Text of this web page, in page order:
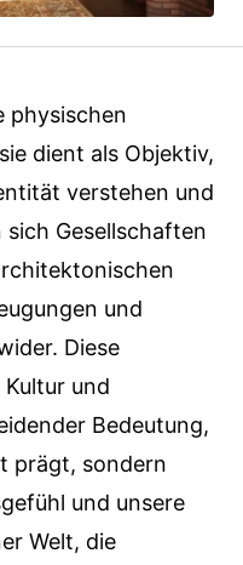
physischen
dient als Objektiv,
verstehen und
Gesellschaften
und
Diese
und
Bedeutung,
prägt, sondern
und unsere
Welt, die